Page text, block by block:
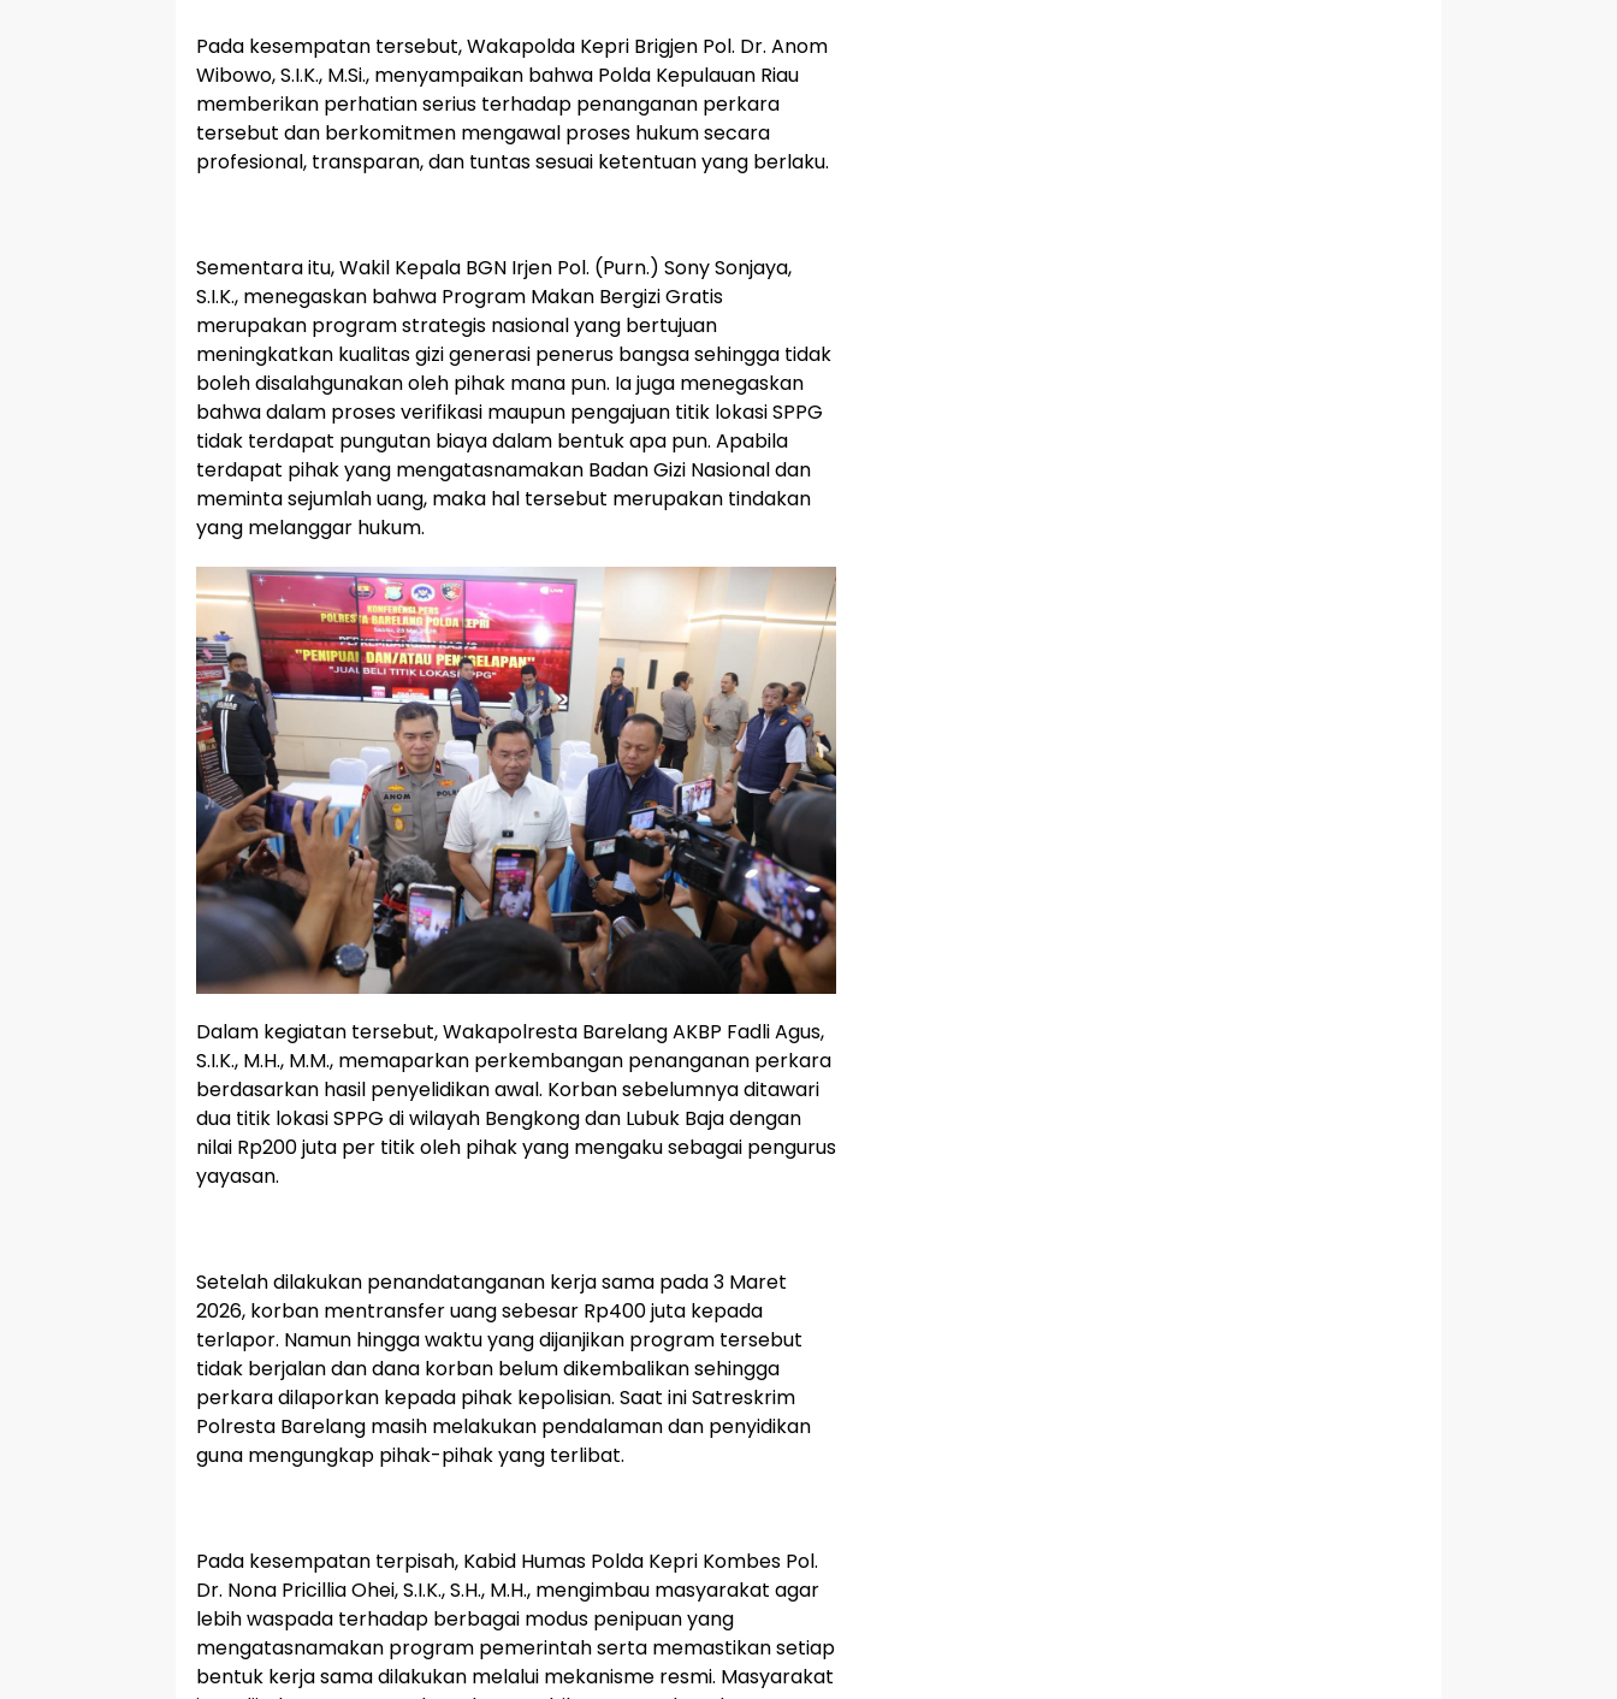
Pada kesempatan tersebut, Wakapolda Kepri Brigjen Pol. Dr. Anom
Wibowo, S.I.K., M.Si., menyampaikan bahwa Polda Kepulauan Riau
memberikan perhatian serius terhadap penanganan perkara
tersebut dan berkomitmen mengawal proses hukum secara
profesional, transparan, dan tuntas sesuai ketentuan yang berlaku.
Sementara itu, Wakil Kepala BGN Irjen Pol. (Purn.) Sony Sonjaya,
S.I.K., menegaskan bahwa Program Makan Bergizi Gratis
merupakan program strategis nasional yang bertujuan
meningkatkan kualitas gizi generasi penerus bangsa sehingga tidak
boleh disalahgunakan oleh pihak mana pun. Ia juga menegaskan
bahwa dalam proses verifikasi maupun pengajuan titik lokasi SPPG
tidak terdapat pungutan biaya dalam bentuk apa pun. Apabila
terdapat pihak yang mengatasnamakan Badan Gizi Nasional dan
meminta sejumlah uang, maka hal tersebut merupakan tindakan
yang melanggar hukum.
Dalam kegiatan tersebut, Wakapolresta Barelang AKBP Fadli Agus,
S.I.K., M.H., M.M., memaparkan perkembangan penanganan perkara
berdasarkan hasil penyelidikan awal. Korban sebelumnya ditawari
dua titik lokasi SPPG di wilayah Bengkong dan Lubuk Baja dengan
nilai Rp200 juta per titik oleh pihak yang mengaku sebagai pengurus
yayasan.
Setelah dilakukan penandatanganan kerja sama pada 3 Maret
2026, korban mentransfer uang sebesar Rp400 juta kepada
terlapor. Namun hingga waktu yang dijanjikan program tersebut
tidak berjalan dan dana korban belum dikembalikan sehingga
perkara dilaporkan kepada pihak kepolisian. Saat ini Satreskrim
Polresta Barelang masih melakukan pendalaman dan penyidikan
guna mengungkap pihak-pihak yang terlibat.
Pada kesempatan terpisah, Kabid Humas Polda Kepri Kombes Pol.
Dr. Nona Pricillia Ohei, S.I.K., S.H., M.H., mengimbau masyarakat agar
lebih waspada terhadap berbagai modus penipuan yang
mengatasnamakan program pemerintah serta memastikan setiap
bentuk kerja sama dilakukan melalui mekanisme resmi. Masyarakat